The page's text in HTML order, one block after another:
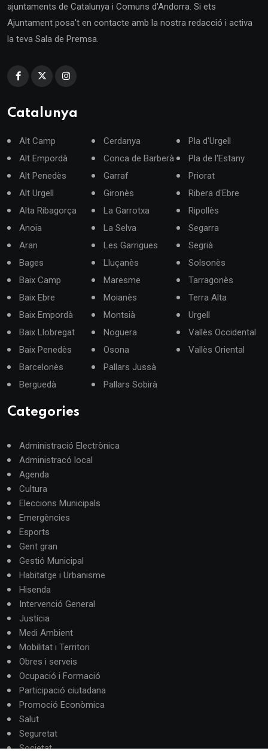
ajuntaments de Catalunya i Comuns d'Andorra. Si ets
Ajuntament posa't en contacte amb la nostra redacció i activa
la teva Sala de Premsa.
Catalunya
Alt Camp
Alt Empordà
Alt Penedès
Alt Urgell
Alta Ribagorça
Anoia
Aran
Bages
Baix Camp
Baix Ebre
Baix Empordà
Baix Llobregat
Baix Penedès
Barcelonès
Berguedà
Cerdanya
Conca de Barberà
Garraf
Gironès
La Garrotxa
La Selva
Les Garrigues
Lluçanès
Maresme
Moianès
Montsià
Noguera
Osona
Pallars Jussà
Pallars Sobirà
Pla d'Urgell
Pla de l'Estany
Priorat
Ribera d'Ebre
Ripollès
Segarra
Segrià
Solsonès
Tarragonès
Terra Alta
Urgell
Vallès Occidental
Vallès Oriental
Categories
Administració Electrònica
Administracó local
Agenda
Cultura
Eleccions Municipals
Emergències
Esports
Gent gran
Gestió Municipal
Habitatge i Urbanisme
Hisenda
Intervenció General
Justícia
Medi Ambient
Mobilitat i Territori
Obres i serveis
Ocupació i Formació
Participació ciutadana
Promoció Econòmica
Salut
Seguretat
Societat